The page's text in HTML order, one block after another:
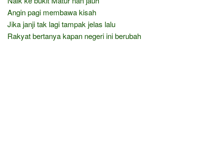
Angin pagi membawa kisah
Jika janji tak lagi tampak jelas lalu
Rakyat bertanya kapan negeri ini berubah